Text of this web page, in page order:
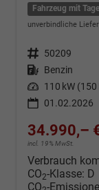
Fahrzeug mit
unverbindliche
Fahrzeugnr. 50209
Kraftstoff Benzin
Leistung 110 kW (150
01.02.2026
34.990,–
incl. 19% MwSt.
Verbrauch
CO2-Klasse: D
CO -